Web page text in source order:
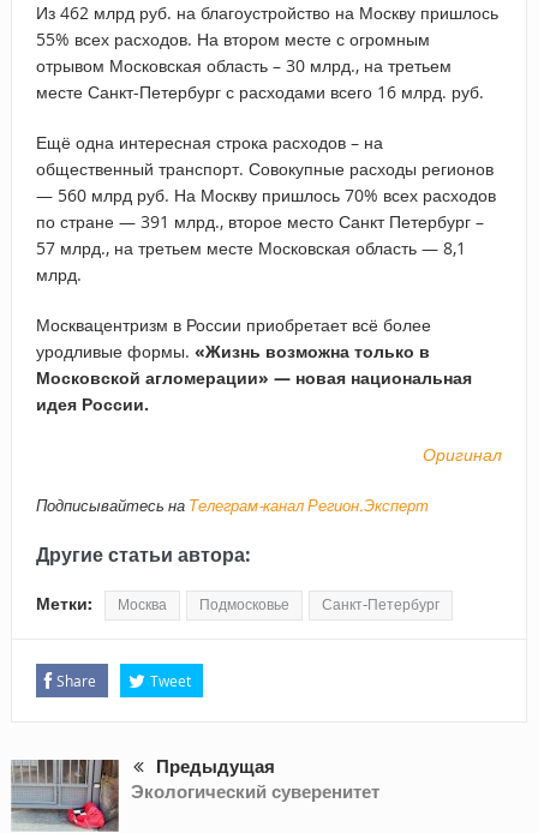
Из 462 млрд руб. на благоустройство на Москву пришлось
55% всех расходов. На втором месте с огромным
отрывом Московская область – 30 млрд., на третьем
месте Санкт-Петербург с расходами всего 16 млрд. руб.
Ещё одна интересная строка расходов – на
общественный транспорт. Совокупные расходы регионов
— 560 млрд руб. На Москву пришлось 70% всех расходов
по стране — 391 млрд., второе место Санкт Петербург –
57 млрд., на третьем месте Московская область — 8,1
млрд.
Москвацентризм в России приобретает всё более
уродливые формы. «Жизнь возможна только в
Московской агломерации» — новая национальная
идея России.
Оригинал
Подписывайтесь на Телеграм-канал Регион.Эксперт
Другие статьи автора:
Метки: Москва Подмосковье Санкт-Петербург
Share Tweet
Предыдущая
Экологический суверенитет